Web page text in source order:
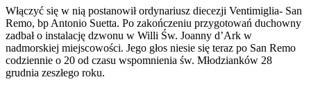
Włączyć się w nią postanowił ordynariusz diecezji Ventimiglia- San
Remo, bp Antonio Suetta. Po zakończeniu przygotowań duchowny
zadbał o instalację dzwonu w Willi Św. Joanny d’Ark w
nadmorskiej miejscowości. Jego głos niesie się teraz po San Remo
codziennie o 20 od czasu wspomnienia św. Młodzianków 28
grudnia zeszłego roku.